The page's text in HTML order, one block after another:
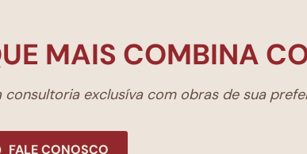
MAIS COMBINA
exclusíva com obras de sua
FALE CONOSCO